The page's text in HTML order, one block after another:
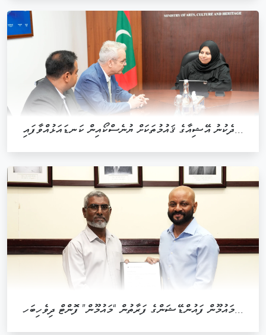
ދެކުނު އޭޝިއާގެ ޤައުމުތަކަށް ޔުނެސްކޯއިން ކަނޑައަޅުއްވާފައި...
މައުމޫން ފައުންޑޭޝަންގެ ފަރާތުން “މައުމޫން” ފޮންޓް ދިވެހިބަހ...